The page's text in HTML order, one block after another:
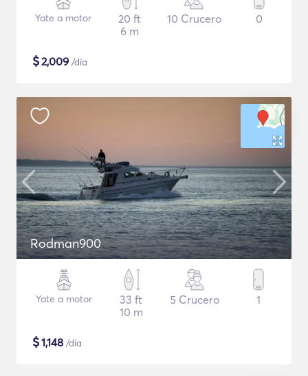
Yate a motor
20 ft
6 m
10 Crucero 0
$2,009 /día
Rodman900
Yate a motor
33 ft
10 m
5 Crucero 1
$1,148 /día